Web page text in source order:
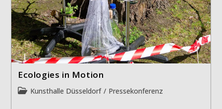
Ecologies in Motion
Beitrags-
Kunsthalle Düsseldorf / Pressekonferenz